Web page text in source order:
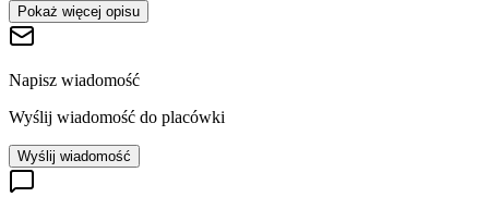
Pokaż więcej opisu
Napisz wiadomość
Wyślij wiadomość do placówki
Wyślij wiadomość